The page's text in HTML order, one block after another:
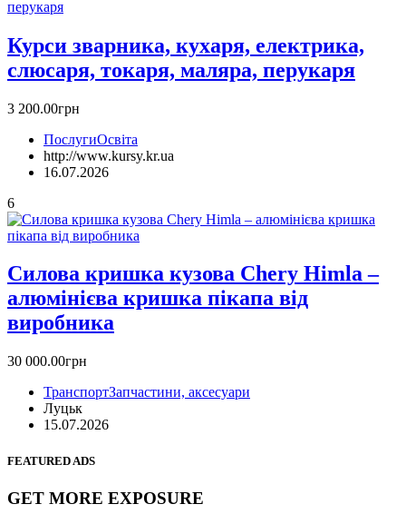
Курси зварника, кухаря, електрика,
слюсаря, токаря, маляра, перукаря
3 200.00грн
ПослугиОсвіта
http://www.kursy.kr.ua
16.07.2026
6
Силова кришка кузова Chery Himla –
алюмінієва кришка пікапа від
виробника
30 000.00грн
ТранспортЗапчастини, аксесуари
Луцьк
15.07.2026
FEATURED ADS
GET MORE EXPOSURE